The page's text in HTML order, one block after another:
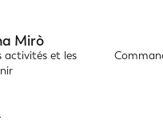
Mirò
activités et les